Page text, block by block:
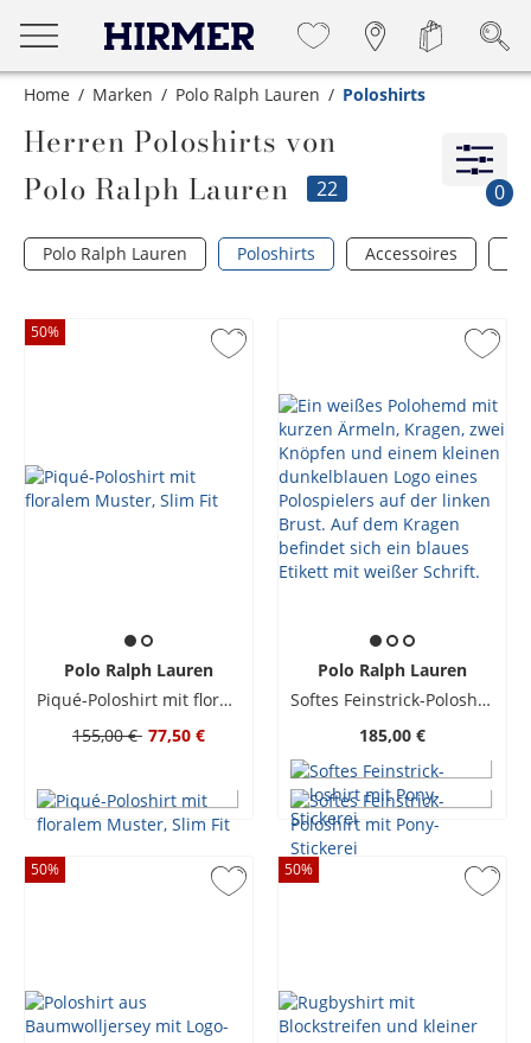
Home Marken Polo Ralph Lauren Poloshirts
Herren Poloshirts von
Polo Ralph Lauren
22 0
Polo Ralph Lauren Poloshirts Accessoires
50%
Polo Ralph Lauren
Piqué-Poloshirt mit floralem Muster, Slim Fit
155,00 € 77,50 €
Polo Ralph Lauren
Softes Feinstrick-Poloshirt mit Pony-Stickerei
185,00 €
50% 50%